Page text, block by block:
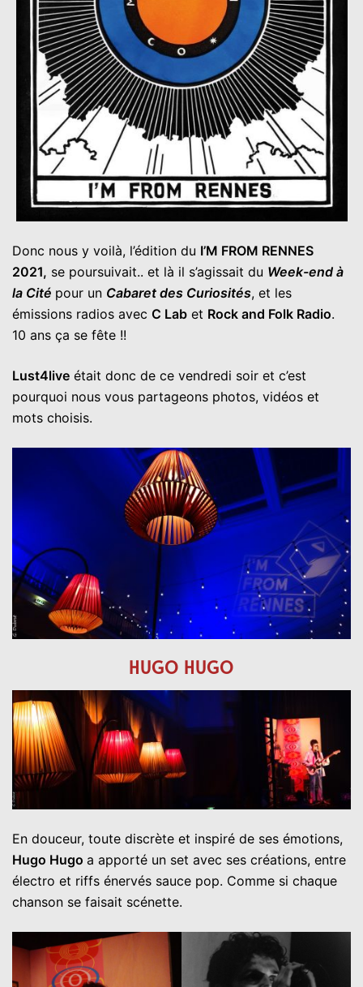
Donc nous y voilà, l’édition du I’M FROM RENNES
2021, se poursuivait.. et là il s’agissait du Week-end à
la Cité pour un Cabaret des Curiosités, et les
émissions radios avec C Lab et Rock and Folk Radio.
10 ans ça se fête !!
Lust4live était donc de ce vendredi soir et c’est
pourquoi nous vous partageons photos, vidéos et
mots choisis.
HUGO HUGO
En douceur, toute discrète et inspiré de ses émotions,
Hugo Hugo a apporté un set avec ses créations, entre
électro et riffs énervés sauce pop. Comme si chaque
chanson se faisait scénette.